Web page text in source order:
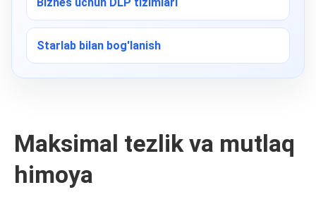
Maksimal tezlik va mutlaq
himoya
Starlab bilan bog'lanish